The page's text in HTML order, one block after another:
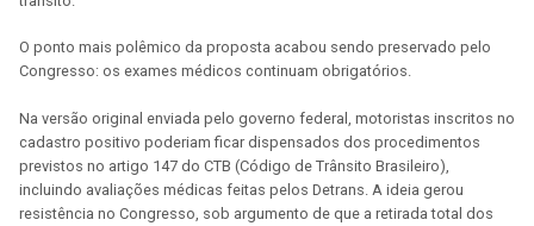
O ponto mais polêmico da proposta acabou sendo preservado pelo
Congresso: os exames médicos continuam obrigatórios.
Na versão original enviada pelo governo federal, motoristas inscritos no
cadastro positivo poderiam ficar dispensados dos procedimentos
previstos no artigo 147 do CTB (Código de Trânsito Brasileiro),
incluindo avaliações médicas feitas pelos Detrans. A ideia gerou
resistência no Congresso, sob argumento de que a retirada total dos